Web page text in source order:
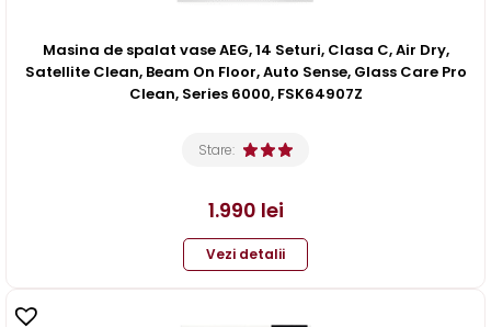
Masina de spalat vase AEG, 14 Seturi, Clasa C, Air Dry,
Satellite Clean, Beam On Floor, Auto Sense, Glass Care Pro
Clean, Series 6000, FSK64907Z
Stare:
1.990 lei
Vezi detalii